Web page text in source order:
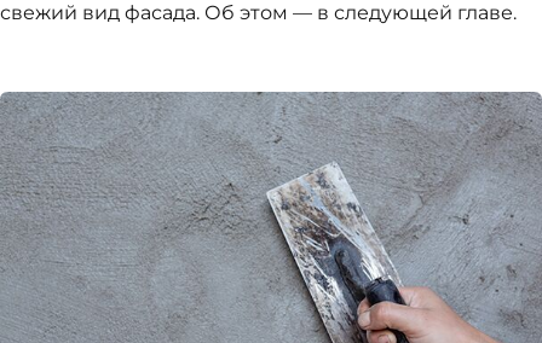
свежий вид фасада. Об этом — в следующей главе.